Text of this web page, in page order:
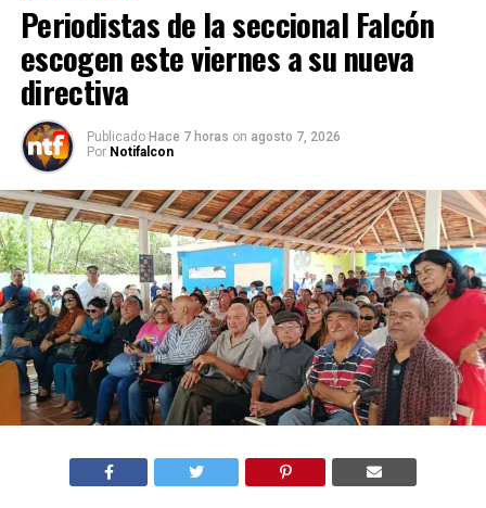
Periodistas de la seccional Falcón
escogen este viernes a su nueva
directiva
Publicado Hace 7 horas on agosto 7, 2026
Por Notifalcon